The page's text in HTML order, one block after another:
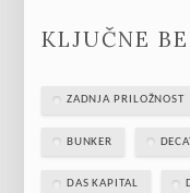
KLJUČNE
ZADNJA PRILOŽNOST
BUNKER
DAS KAPITAL